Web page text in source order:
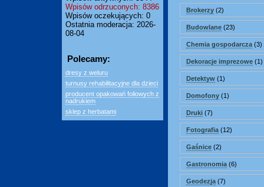
Wpisów odrzuconych: 8386
Wpisów oczekujących: 0
Ostatnia moderacja: 2026-
08-04
Polecamy:
dresy z weluru
turnusy rehabilitacyjne dla dzieci
producent opakowań foliowych z
nadrukiem
sklep z herbatami
Brokerzy (2)
Budowlane (23)
Chemia gospodarcza (3)
Dekoracje imprezowe (1)
Detektyw (1)
Domofony (1)
Druki (7)
Fotografia (12)
Gaśnice (2)
Gastronomia (6)
Geodezja (7)